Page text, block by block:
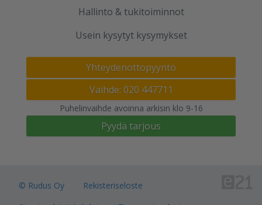
Hallinto & tukitoiminnot
Usein kysytyt kysymykset
Yhteydenottopyyntö
Vaihde: 020 447711
Puhelinvaihde avoinna arkisin klo 9-16
Pyydä tarjous
© Rudus Oy
Rekisteriseloste